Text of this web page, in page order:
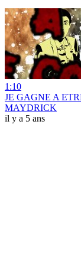
1:10
JE GAGNE A
MAYDRICK
il y a 5 ans